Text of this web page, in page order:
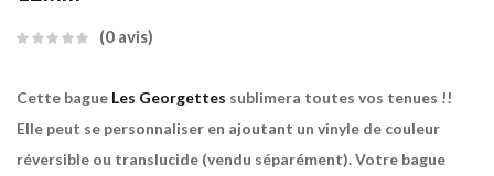
0 avis
Cette bague Les Georgettes sublimera toutes vos tenues !!
Elle peut se personnaliser en ajoutant un vinyle de couleur
réversible ou translucide (vendu séparément). Votre bague